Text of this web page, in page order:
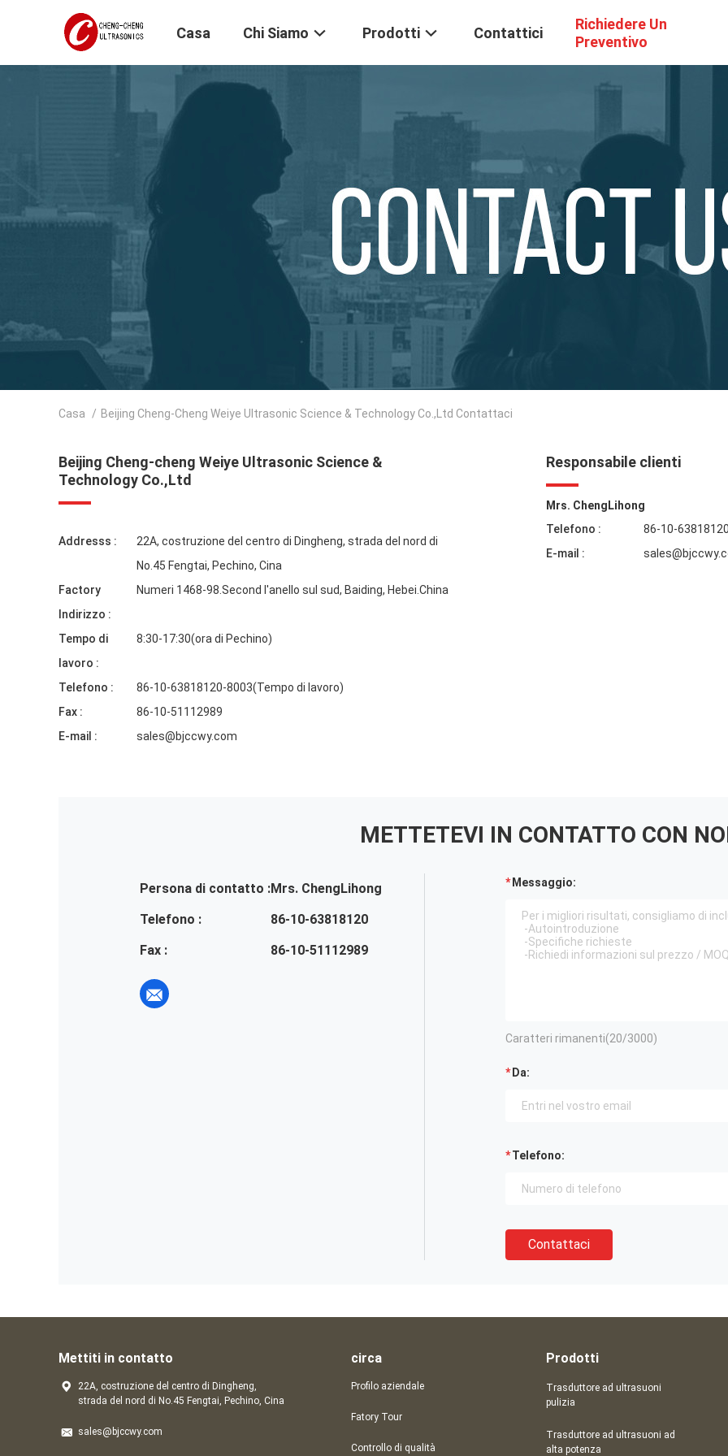
Casa Chi Siamo Prodotti Contattici
Richiedere Un
Preventivo
Casa / Beijing Cheng-Cheng Weiye Ultrasonic Science & Technology Co.,Ltd Contattaci
Beijing Cheng-cheng Weiye Ultrasonic Science &
Technology Co.,Ltd
Addresss :
22A, costruzione del centro di Dingheng, strada del nord di
No.45 Fengtai, Pechino, Cina
Factory
Indirizzo :
Numeri 1468-98.Second l'anello sul sud, Baiding, Hebei.China
Tempo di
lavoro :
8:30-17:30(ora di Pechino)
Telefono :
86-10-63818120-8003(Tempo di lavoro)
Fax :
86-10-51112989
E-mail :
sales@bjccwy.com
Responsabile clienti
Mrs. ChengLihong
Telefono :
86-10-
E-mail :
METTETEVI IN ​​CONTATTO CON
Persona di contatto :Mrs. ChengLihong
Telefono :
86-10-63818120
Fax :
86-10-51112989
Messaggio:
Caratteri rimanenti(20/3000)
Da:
Telefono:
Contattaci
Mettiti in contatto
22A, costruzione del centro di Dingheng,
strada del nord di No.45 Fengtai, Pechino, Cina
sales@bjccwy.com
circa
Profilo aziendale
Fatory Tour
Controllo di qualità
Prodotti
Trasduttore ad ultrasuoni
pulizia
Trasduttore ad ultrasuoni ad
alta potenza